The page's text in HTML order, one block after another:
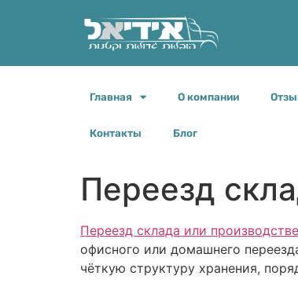
Главная О компании
Контакты Блог
какую дату вы бы хотели переехать, спасибо
Переезд
Переезд склада или
офисного или домашнего
чёткую структуру хранения,